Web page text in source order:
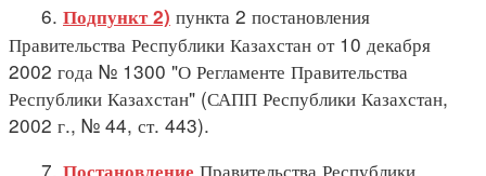
6. Подпункт 2) пункта 2 постановления
Правительства Республики Казахстан от 10 декабря
2002 года № 1300 "О Регламенте Правительства
Республики Казахстан" (САПП Республики Казахстан,
2002 г., № 44, ст. 443).
7. Постановление Правительства Республики